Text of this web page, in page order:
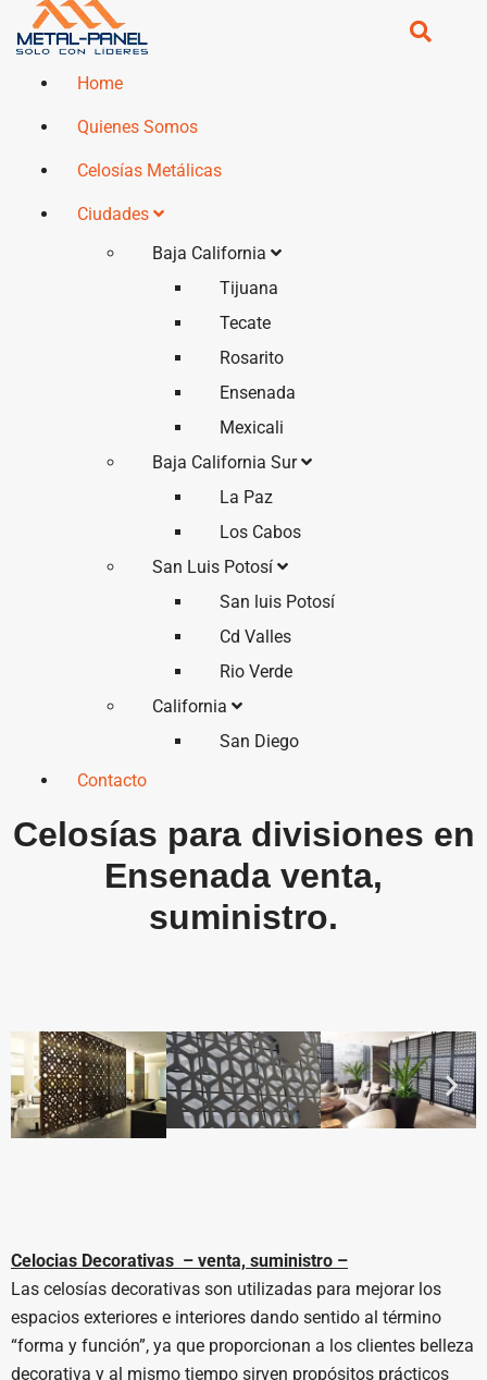
Home
Quienes Somos
Celosías Metálicas
Ciudades
Baja California
Tijuana
Tecate
Rosarito
Ensenada
Mexicali
Baja California Sur
La Paz
Los Cabos
San Luis Potosí
San luis Potosí
Cd Valles
Rio Verde
California
San Diego
Contacto
Celosías para divisiones en
Ensenada venta,
suministro.
Celocias Decorativas – venta, suministro –
Las celosías decorativas son utilizadas para mejorar los
espacios exteriores e interiores dando sentido al término
“forma y función”, ya que proporcionan a los clientes belleza
decorativa y al mismo tiempo sirven propósitos prácticos